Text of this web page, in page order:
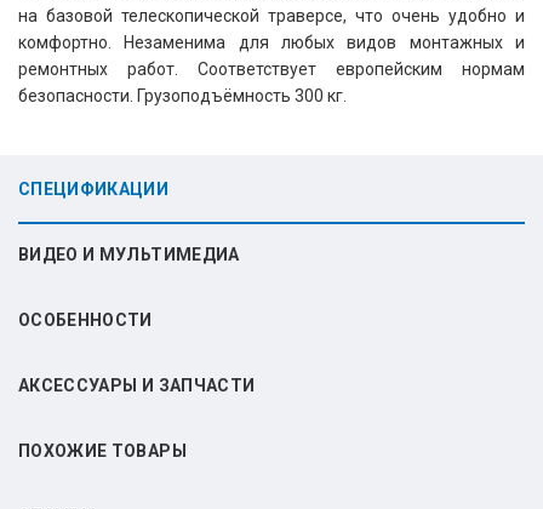
на базовой телескопической траверсе, что очень удобно и
комфортно. Незаменима для любых видов монтажных и
ремонтных работ. Соответствует европейским нормам
безопасности. Грузоподъёмность 300 кг.
СПЕЦИФИКАЦИИ
ВИДЕО И МУЛЬТИМЕДИА
ОСОБЕННОСТИ
АКСЕССУАРЫ И ЗАПЧАСТИ
ПОХОЖИЕ ТОВАРЫ